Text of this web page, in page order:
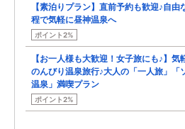
【素泊りプラン】直前予約も歓迎♪自由
程で気軽に昼神温泉へ
ポイント2%
【お一人様も大歓迎！女子旅にも♪】気
のんびり温泉旅行♪大人の「一人旅」「
温泉」満喫プラン
ポイント2%